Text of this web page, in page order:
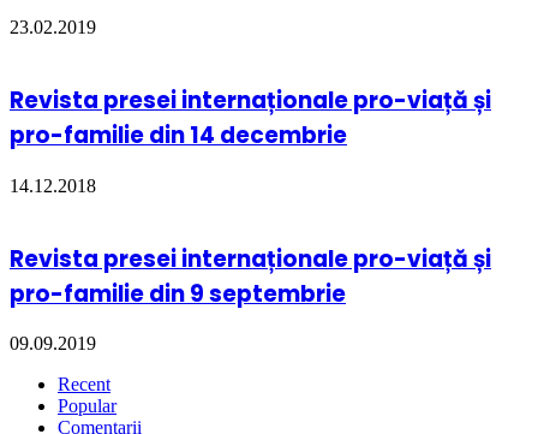
23.02.2019
Revista presei internaționale pro-viață și
pro-familie din 14 decembrie
14.12.2018
Revista presei internaționale pro-viață și
pro-familie din 9 septembrie
09.09.2019
Recent
Popular
Comentarii